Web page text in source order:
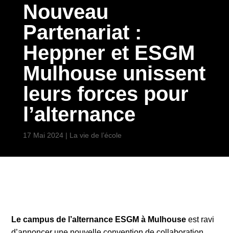
Nouveau
Partenariat :
Heppner et ESGM
Mulhouse unissent
leurs forces pour
l’alternance
17 Mai 2024| La vie de l’école
Le campus de l’alternance ESGM à Mulhouse est ravi